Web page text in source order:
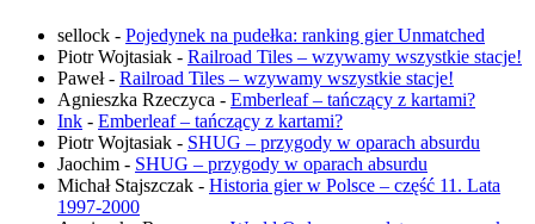
sellock - Pojedynek na pudełka: ranking gier Unmatched
Piotr Wojtasiak - Railroad Tiles – wzywamy wszystkie stacje!
Paweł- Railroad Tiles – wzywamy wszystkie stacje!
Agnieszka Rzeczyca - Emberleaf – tańczący z kartami?
Ink - Emberleaf – tańczący z kartami?
Piotr Wojtasiak - SHUG – przygody w oparach absurdu
Jaochim - SHUG – przygody w oparach absurdu
Michał Stajszczak - Historia gier w Polsce – część 11. Lata
1997-2000